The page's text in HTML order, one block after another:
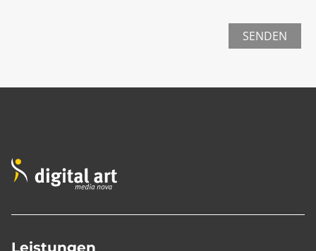
SENDEN
Leistungen